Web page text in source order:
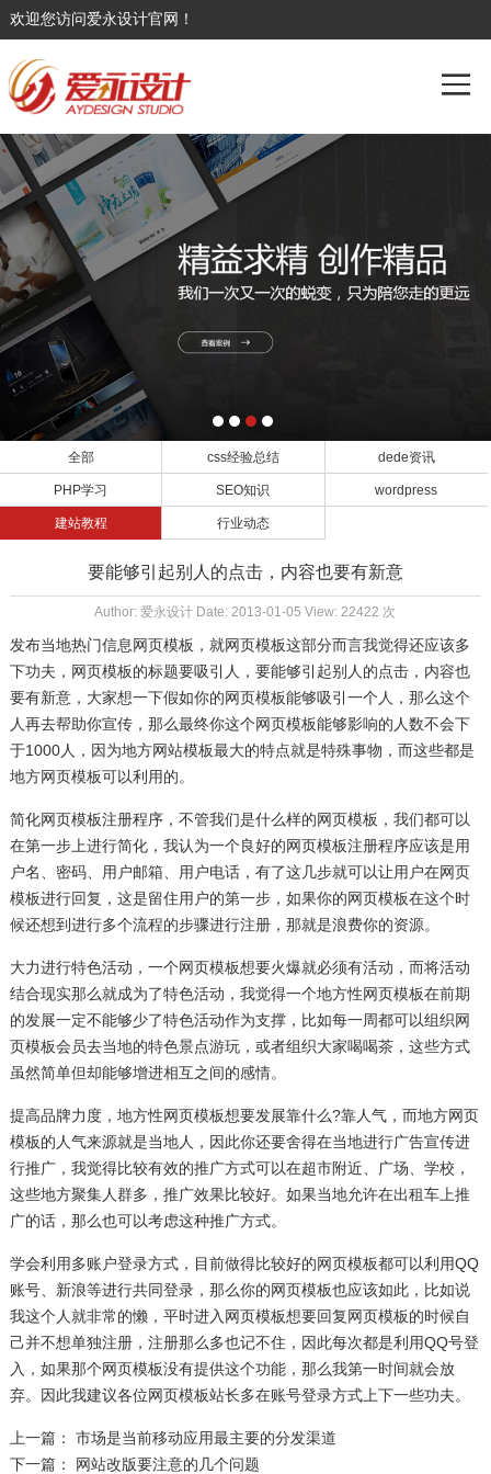
欢迎您访问爱永设计官网！
全部 css经验总结 dede资讯
PHP学习 SEO知识 wordpress
建站教程 行业动态
要能够引起别人的点击，内容也要有新意
Author: 爱永设计 Date: 2013-01-05 View: 22422 次
发布当地热门信息网页模板 ，就网页模板这部分而言我觉得还应该多
下功夫， 网页模板的标题要吸引人，要能够引起别人的点击，内容也
要有新意，大家想一下假如你的网页模板能够吸引一个人，那么这个
人再去帮助你宣传，那么最终你这个网页模板能够影响的人数不会下
于1000人，因为地方网站模板最大的特点就是特殊事物，而这些都是
地方网页模板可以利用的。
简化网页模板注册程序，不管我们是什么样的网页模板，我们都可以
在第一步上进行简化，我认为一个良好的网页模板注册程序应该是用
户名、密码、用户邮箱、用户电话，有了这几步就可以让用户在网页
模板进行回复，这是留住用户的第一步，如果你的网页模板在这个时
候还想到进行多个流程的步骤进行注册，那就是浪费你的资源。
大力进行特色活动，一个网页模板想要火爆就必须有活动，而将活动
结合现实那么就成为了特色活动，我觉得一个地方性网页模板在前期
的发展一定不能够少了特色活动作为支撑，比如每一周都可以组织网
页模板会员去当地的特色景点游玩，或者组织大家喝喝茶，这些方式
虽然简单但却能够增进相互之间的感情。
提高品牌力度，地方性网页模板想要发展靠什么?靠人气，而地方网页
模板的人气来源就是当地人，因此你还要舍得在当地进行广告宣传进
行推广，我觉得比较有效的推广方式可以在超市附近、广场、学校，
这些地方聚集人群多，推广效果比较好。如果当地允许在出租车上推
广的话，那么也可以考虑这种推广方式。
学会利用多账户登录方式，目前做得比较好的网页模板都可以利用QQ
账号、新浪等进行共同登录，那么你的网页模板也应该如此，比如说
我这个人就非常的懒，平时进入网页模板想要回复网页模板的时候自
己并不想单独注册，注册那么多也记不住，因此每次都是利用QQ号登
入，如果那个网页模板没有提供这个功能，那么我第一时间就会放
弃。因此我建议各位网页模板站长多在账号登录方式上下一些功夫。
上一篇：
市场是当前移动应用最主要的分发渠道
下一篇：
网站改版要注意的几个问题